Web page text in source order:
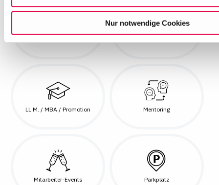
Nur notwendige Cookies
LL.M. / MBA / Promotion Mentoring
Mitarbeiter-Events Parkplatz